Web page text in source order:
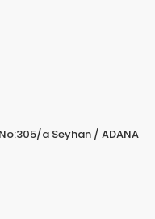
a Seyhan / ADANA